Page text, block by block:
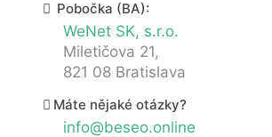
Pobočka (BA):
WeNet SK, s.r.o.
Miletičova 21,
821 08 Bratislava
Máte nějaké otázky?
info@beseo.online